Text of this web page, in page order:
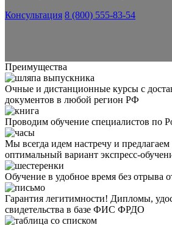
Консультация 8 (800) 555-83-54
Преимущества
Очные и дистанционные курсы с
документов в любой регион РФ
Проводим обучение специалистов по
Мы всегда идем настречу и предлагаем
оптимальный вариант экспресс-
Обучение в удобное время без отрыва
Гарантия легитимности! Дипломы,
свидетельства в базе ФИС ФРДО